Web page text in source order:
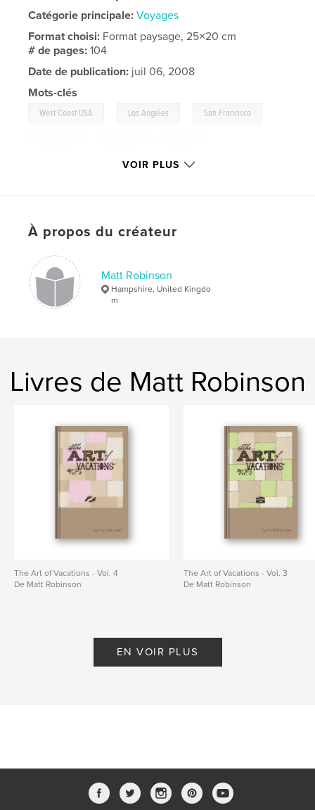
Catégorie principale: Voyages
Format choisi: Format paysage, 25×20 cm
# de pages:104
Date de publication: juil 06, 2008
Mots-clés
West Coast USA Los Angeles San Francisco
VOIR PLUS
À propos du créateur
Matt Robinson
Hampshire, United Kingdo
m
Livres de Matt Robinson
The Art of Vacations - Vol. 4
De Matt Robinson
The Art of Vacations - Vol. 3
De Matt Robinson
EN VOIR PLUS